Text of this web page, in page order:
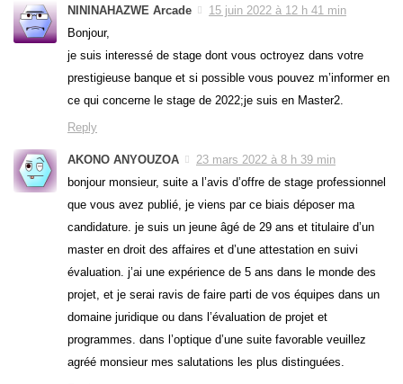
NININAHAZWE Arcade
15 juin 2022 à 12 h 41 min
Bonjour,
je suis interessé de stage dont vous octroyez dans votre
prestigieuse banque et si possible vous pouvez m’informer en
ce qui concerne le stage de 2022;je suis en Master2.
Reply
AKONO ANYOUZOA
23 mars 2022 à 8 h 39 min
bonjour monsieur, suite a l’avis d’offre de stage professionnel
que vous avez publié, je viens par ce biais déposer ma
candidature. je suis un jeune âgé de 29 ans et titulaire d’un
master en droit des affaires et d’une attestation en suivi
évaluation. j’ai une expérience de 5 ans dans le monde des
projet, et je serai ravis de faire parti de vos équipes dans un
domaine juridique ou dans l’évaluation de projet et
programmes. dans l’optique d’une suite favorable veuillez
agréé monsieur mes salutations les plus distinguées.